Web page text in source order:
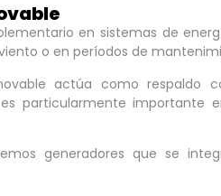
en sistemas de
o en períodos de
actúa como respaldo
particularmente
generadores que se